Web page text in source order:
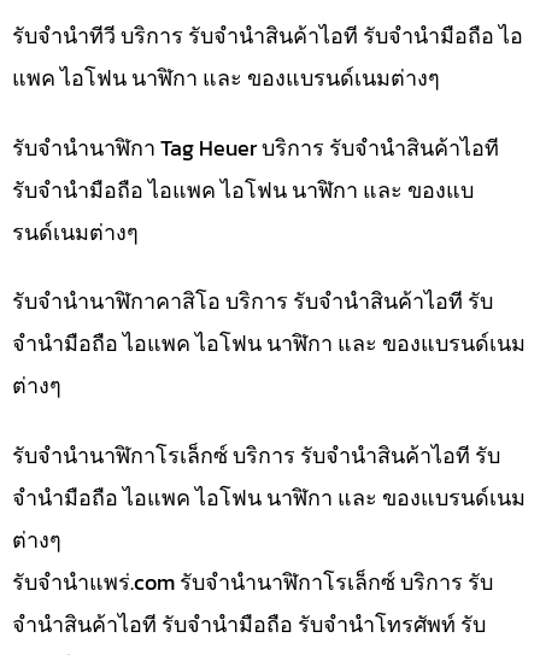
รับจำนำทีวี บริการ รับจำนำสินค้าไอที รับจำนำมือถือ ไอ
แพค ไอโฟน นาฬิกา และ ของแบรนด์เนมต่างๆ
รับจำนำนาฬิกา Tag Heuer บริการ รับจำนำสินค้าไอที
รับจำนำมือถือ ไอแพค ไอโฟน นาฬิกา และ ของแบ
รนด์เนมต่างๆ
รับจำนำนาฬิกาคาสิโอ บริการ รับจำนำสินค้าไอที รับ
จำนำมือถือ ไอแพค ไอโฟน นาฬิกา และ ของแบรนด์เนม
ต่างๆ
รับจำนำนาฬิกาโรเล็กซ์ บริการ รับจำนำสินค้าไอที รับ
จำนำมือถือ ไอแพค ไอโฟน นาฬิกา และ ของแบรนด์เนม
ต่างๆ
รับจํานําแพร่.com รับจำนำนาฬิกาโรเล็กซ์ บริการ รับ
จำนำสินค้าไอที รับจำนำมือถือ รับจำนำโทรศัพท์ รับ